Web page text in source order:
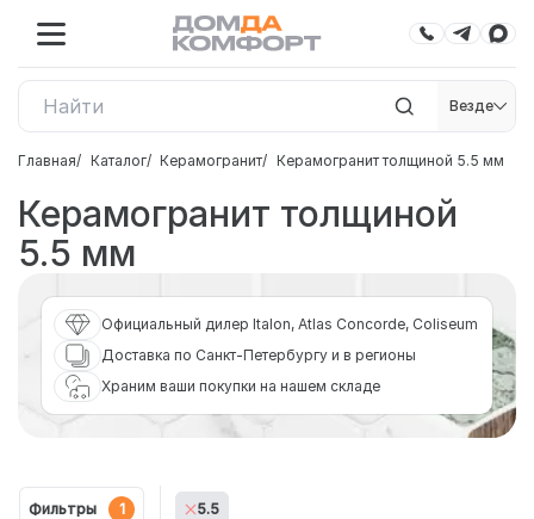
Везде
Главная Каталог Керамогранит Керамогранит толщиной 5.5 мм
Керамогранит толщиной
5.5 мм
Официальный дилер Italon, Atlas Concorde, Coliseum
Доставка по Санкт-Петербургу и в регионы
Храним ваши покупки на нашем складе
Фильтры 1 5.5